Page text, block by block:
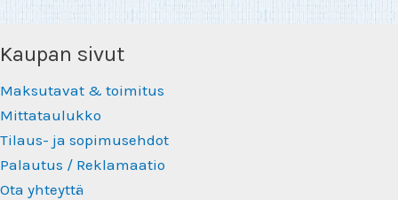
Kaupan sivut
Maksutavat & toimitus
Mittataulukko
Tilaus- ja sopimusehdot
Palautus / Reklamaatio
Ota yhteyttä